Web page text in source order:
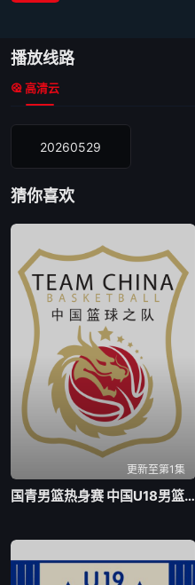
播放线路
高清云
20260529
猜你喜欢
更新至第1集
国青男篮热身赛 中国U18男篮VS加拿大大卫安篮球学院20260804